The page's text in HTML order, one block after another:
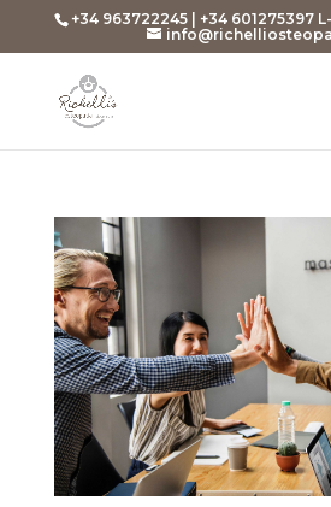
+34 963722245 | +34 601275397